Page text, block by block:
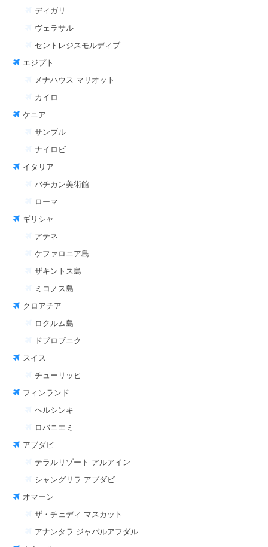
ディガリ
ヴェラサル
セントレジスモルディブ
エジプト
メナハウス マリオット
カイロ
ケニア
サンブル
ナイロビ
イタリア
バチカン美術館
ローマ
ギリシャ
アテネ
ケファロニア島
ザキントス島
ミコノス島
クロアチア
ロクルム島
ドブロブニク
スイス
チューリッヒ
フィンランド
ヘルシンキ
ロバニエミ
アブダビ
テラルリゾート アルアイン
シャングリラ アブダビ
オマーン
ザ・チェディ マスカット
アナンタラ ジャバルアフダル